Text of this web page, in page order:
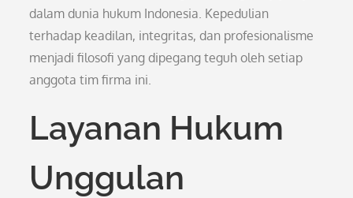
dalam dunia hukum Indonesia. Kepedulian
terhadap keadilan, integritas, dan profesionalisme
menjadi filosofi yang dipegang teguh oleh setiap
anggota tim firma ini.
Layanan Hukum
Unggulan